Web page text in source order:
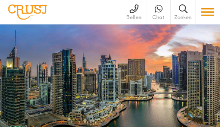
Bellen Chat Zoeken